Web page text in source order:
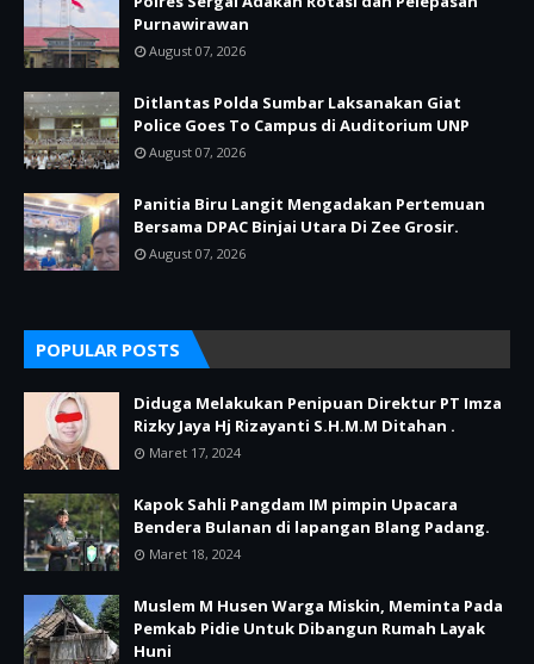
Purnawirawan
August 07, 2026
Ditlantas Polda Sumbar Laksanakan Giat
Police Goes To Campus di Auditorium UNP
August 07, 2026
Panitia Biru Langit Mengadakan Pertemuan
Bersama DPAC Binjai Utara Di Zee Grosir.
August 07, 2026
POPULAR POSTS
Diduga Melakukan Penipuan Direktur PT Imza
Rizky Jaya Hj Rizayanti S.H.M.M Ditahan .
Maret 17, 2024
Kapok Sahli Pangdam IM pimpin Upacara
Bendera Bulanan di lapangan Blang Padang.
Maret 18, 2024
Muslem M Husen Warga Miskin, Meminta Pada
Pemkab Pidie Untuk Dibangun Rumah Layak
Huni